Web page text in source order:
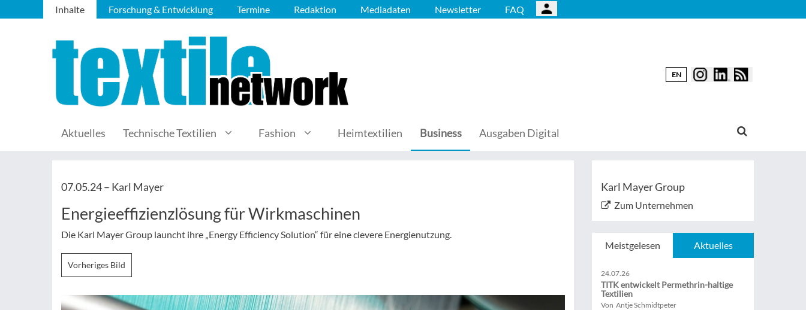
Inhalte Forschung & Entwicklung Termine Redaktion Mediadaten Newsletter FAQ
EN
Aktuelles Technische Textilien Fashion Heimtextilien Business Ausgaben Digital
07.05.24 – Karl Mayer
Energieeffizienzlösung für Wirkmaschinen
Die Karl Mayer Group launcht ihre „Energy Efficiency Solution“ für eine clevere Energienutzung.
Vorheriges Bild
Karl Mayer Group
Zum Unternehmen
Meistgelesen Aktuelles
24.07.26
TITK entwickelt Permethrin-haltige
Textilien
Von Antje Schmidtpeter